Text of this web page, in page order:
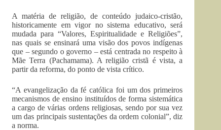
A matéria de religião, de conteúdo judaico-cristão,
historicamente em vigor no sistema educativo, será
mudada para “Valores, Espiritualidade e Religiões”,
nas quais se ensinará uma visão dos povos indígenas
que – segundo o governo – está centrada no respeito à
Mãe Terra (Pachamama). A religião cristã é vista, a
partir da reforma, do ponto de vista crítico.
“A evangelização da fé católica foi um dos primeiros
mecanismos de ensino instituídos de forma sistemática
a cargo de várias ordens religiosas, sendo por sua vez
um das principais sustentações da ordem colonial”, diz
a norma.